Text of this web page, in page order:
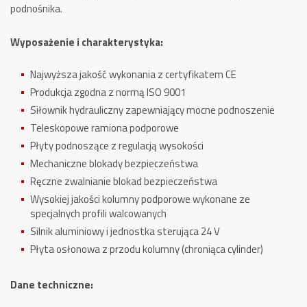
podnośnika.
Wyposażenie i charakterystyka:
Najwyższa jakość wykonania z certyfikatem CE
Produkcja zgodna z normą ISO 9001
Siłownik hydrauliczny zapewniający mocne podnoszenie
Teleskopowe ramiona podporowe
Płyty podnoszące z regulacją wysokości
Mechaniczne blokady bezpieczeństwa
Ręczne zwalnianie blokad bezpieczeństwa
Wysokiej jakości kolumny podporowe wykonane ze
specjalnych profili walcowanych
Silnik aluminiowy i jednostka sterująca 24 V
Płyta osłonowa z przodu kolumny (chroniąca cylinder)
Dane techniczne: